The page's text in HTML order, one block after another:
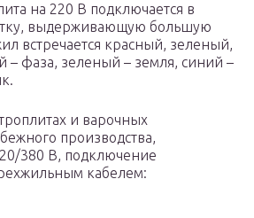
на 220 В подключается в
выдерживающую большую
встречается красный, зеленый,
– фаза, зеленый – земля, синий –
и варочных
производства,
380 В, подключение
кабелем: